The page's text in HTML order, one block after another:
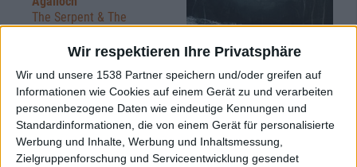
Wir respektieren Ihre Privatsphäre
Wir und unsere 1538 Partner speichern und/oder greifen auf
Informationen wie Cookies auf einem Gerät zu und verarbeiten
personenbezogene Daten wie eindeutige Kennungen und
Standardinformationen, die von einem Gerät für personalisierte
Werbung und Inhalte, Werbung und Inhaltsmessung,
Zielgruppenforschung und Serviceentwicklung gesendet
The Serpent & The
8/10
Review
Agalloch
3
Marrow Of The Spirit